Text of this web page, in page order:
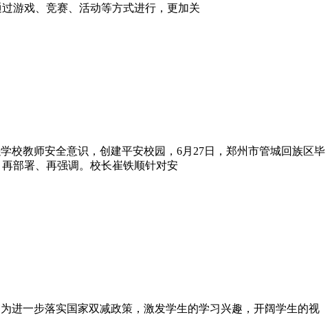
游戏、竞赛、活动等方式进行，更加关
校教师安全意识，创建平安校园，6月27日，郑州市管城回族区毕
部署、再强调。校长崔铁顺针对安
进一步落实国家双减政策，激发学生的学习兴趣，开阔学生的视